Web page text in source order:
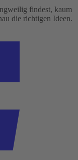
findest, kaum
die richtigen Ideen.